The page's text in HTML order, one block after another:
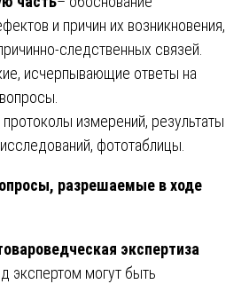
и причин их возникновения,
следственных связей.
исчерпывающие ответы на
протоколы измерений, результаты
фототаблицы.
разрешаемые в ходе
экспертиза
экспертом могут быть